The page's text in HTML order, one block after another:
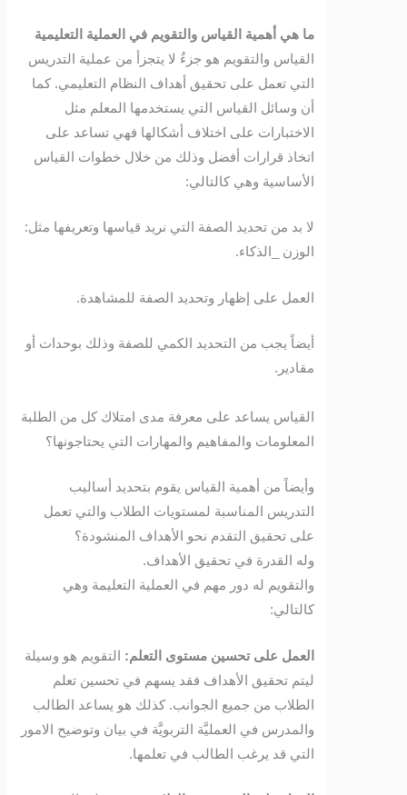
ما هي أهمية القياس والتقويم في العملية التعليمية
القياس والتقويم هو جزءٌ لا يتجزأ من عملية التدريس
التي تعمل على تحقيق أهداف النظام التعليمي. كما
أن وسائل القياس التي يستخدمها المعلم مثل
الاختبارات على اختلاف أشكالها فهي تساعد على
اتخاذ قرارات أفضل وذلك من خلال خطوات القياس
الأساسية وهي كالتالي:
لا بد من تحديد الصفة التي نريد قياسها وتعريفها مثل:
الوزن _الذكاء.
العمل على إظهار وتحديد الصفة للمشاهدة.
أيضاً يجب من التحديد الكمي للصفة وذلك بوحدات أو
مقادير.
القياس يساعد على معرفة مدى امتلاك كل من الطلبة
المعلومات والمفاهيم والمهارات التي يحتاجونها؟
وأيضاً من أهمية القياس يقوم بتحديد أساليب
التدريس المناسبة لمستويات الطلاب والتي تعمل
على تحقيق التقدم نحو الأهداف المنشودة؟
وله القدرة في تحقيق الأهداف.
والتقويم له دور مهم في العملية التعليمة وهي
كالتالي:
العمل على تحسين مستوى التعلم:التقويم هو وسيلة
ليتم تحقيق الأهداف فقد يسهم في تحسين تعلم
الطلاب من جميع الجوانب. كذلك هو يساعد الطالب
والمدرس في العمليَّة التربويَّة في بيان وتوضيح الامور
التي قد يرغب الطالب في تعلمها.